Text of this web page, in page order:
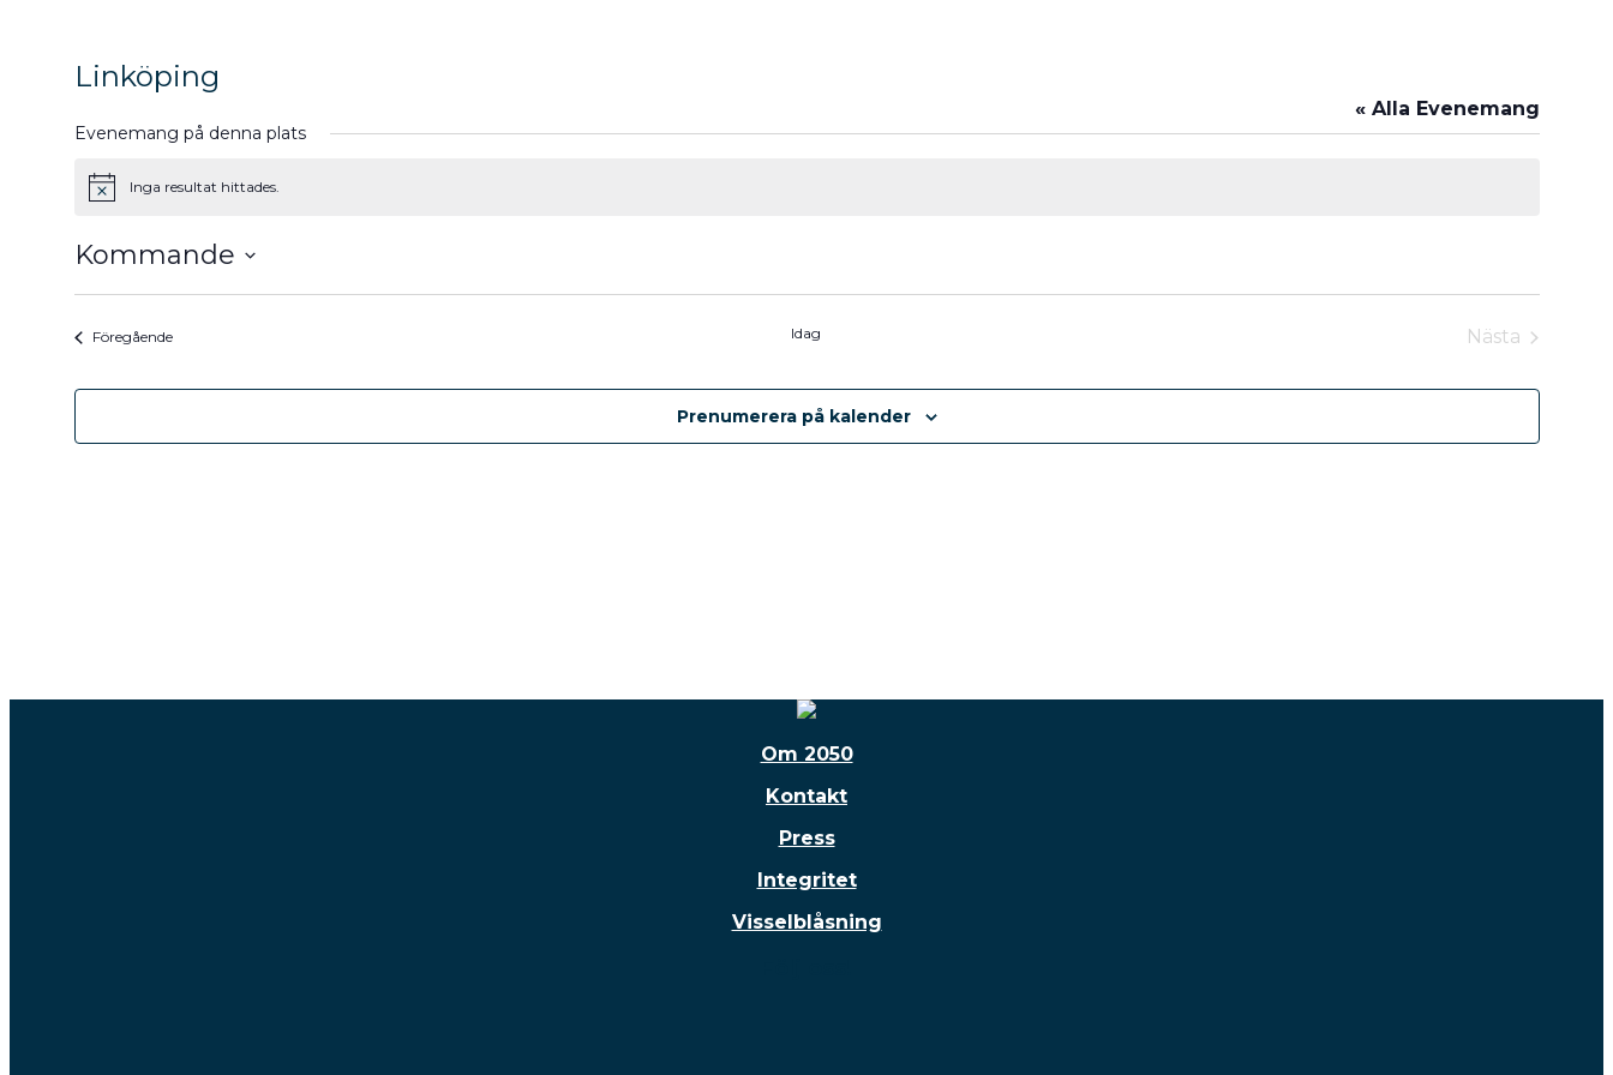
Linköping
« Alla Evenemang
Evenemang på denna plats
Notis Inga resultat hittades.
Kommande
FöregåendeEvenemang Idag
Nästa
Prenumerera på kalender
Om 2050
Kontakt
Press
Integritet
Visselblåsning